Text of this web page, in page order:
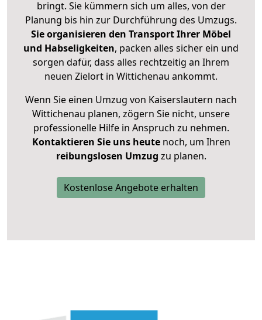
bringt. Sie kümmern sich um alles, von der
Planung bis hin zur Durchführung des Umzugs.
Sie organisieren den Transport Ihrer Möbel
und Habseligkeiten, packen alles sicher ein und
sorgen dafür, dass alles rechtzeitig an Ihrem
neuen Zielort in Wittichenau ankommt.
Wenn Sie einen Umzug von Kaiserslautern nach
Wittichenau planen, zögern Sie nicht, unsere
professionelle Hilfe in Anspruch zu nehmen.
Kontaktieren Sie uns heutenoch, um Ihren
reibungslosen Umzug zu planen.
Kostenlose Angebote erhalten